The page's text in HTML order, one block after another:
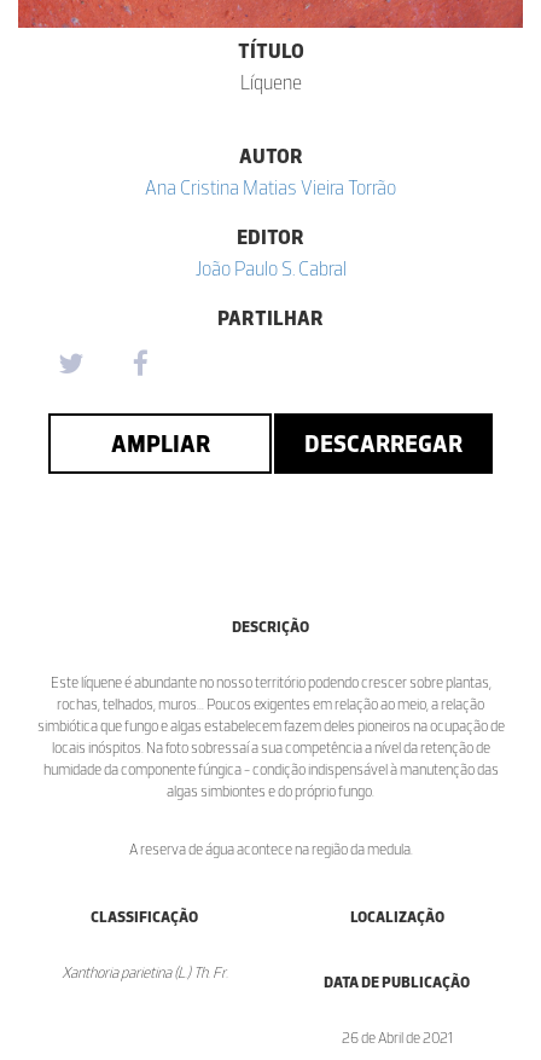
TÍTULO
Líquene
AUTOR
Ana Cristina Matias Vieira Torrão
EDITOR
João Paulo S. Cabral
PARTILHAR
AMPLIAR DESCARREGAR
DESCRIÇÃO
Este líquene é abundante no nosso território podendo crescer sobre plantas,
rochas, telhados, muros... Poucos exigentes em relação ao meio, a relação
simbiótica que fungo e algas estabelecem fazem deles pioneiros na ocupação de
locais inóspitos. Na foto sobressaí a sua competência a nível da retenção de
humidade da componente fúngica - condição indispensável à manutenção das
algas simbiontes e do próprio fungo.
A reserva de água acontece na região da medula.
CLASSIFICAÇÃO
Xanthoria parietina (L.) Th. Fr.
LOCALIZAÇÃO
DATA DE PUBLICAÇÃO
26 de Abril de 2021